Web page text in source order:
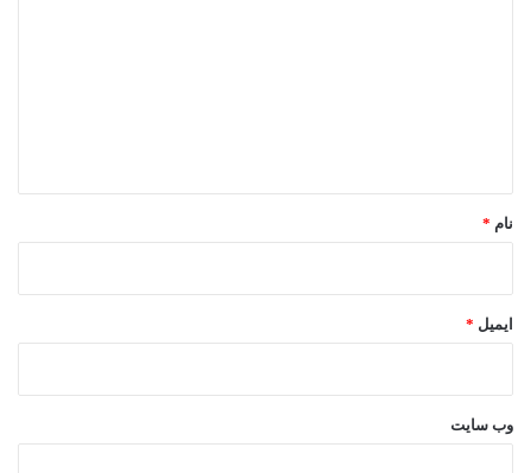
نام *
ایمیل *
وب‌ سایت